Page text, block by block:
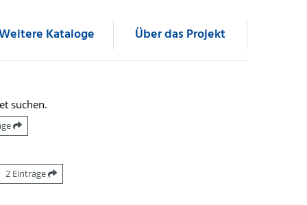
Kataloge Über das Projekt
suchen.
2 Einträge